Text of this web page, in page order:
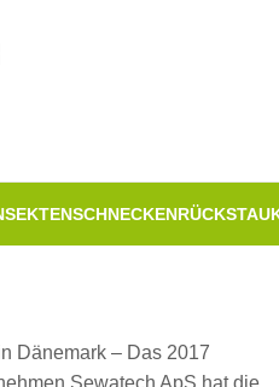
SCHNECKEN
Dänemark – Das 2017